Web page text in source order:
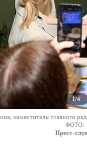
1/4
заместитель главного
ФОТО:
Пресс-